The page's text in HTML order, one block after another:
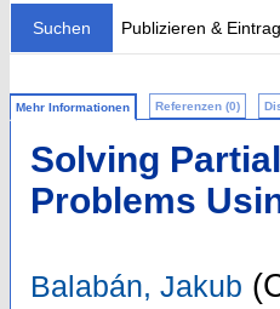
Suchen Publizieren &
Mehr Informationen Referenzen (0)
Solving
Problems
Balabán, Jakub